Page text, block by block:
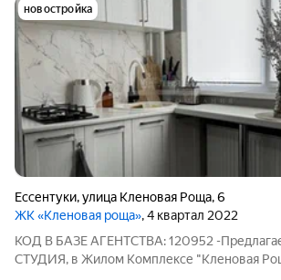
новостройка
Ессентуки,улица Кленовая Роща,6
ЖК «Кленовая роща», 4 квартал 2022
КОД В БАЗЕ АГЕНТСТВА: 120952 -
СТУДИЯ, в Жилом Kомплексе "Kленовая